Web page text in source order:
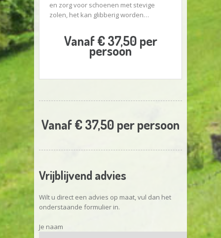
en zorg voor schoenen met stevige
zolen, het kan glibberig worden…
Vanaf € 37,50 per
persoon
Vanaf € 37,50 per persoon
Vrijblijvend advies
Wilt u direct een advies op maat, vul dan het
onderstaande formulier in.
Je naam